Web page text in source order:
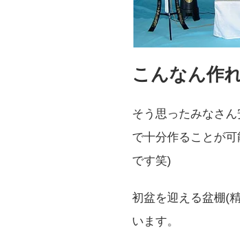
こんなん作
そう思ったみなさ
で十分作ることが
です笑)
初盆を迎える盆棚(
います。